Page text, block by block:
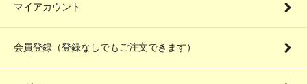
マイアカウント
会員登録（登録なしでもご注文できます）